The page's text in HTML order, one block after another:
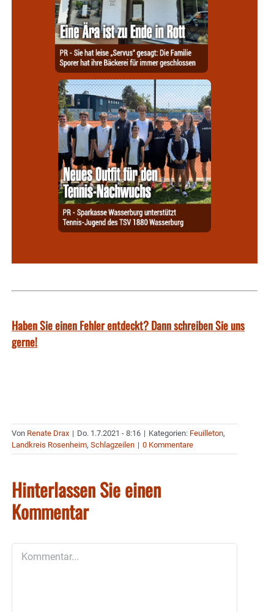
Haben Sie einen Fehler entdeckt? Dann schreiben Sie uns
gerne!
Von Renate Drax | Do. 1.7.2021 - 8:16 | Kategorien: Feuilleton,
Landkreis Rosenheim, Schlagzeilen | 0 Kommentare
Hinterlassen Sie einen
Kommentar